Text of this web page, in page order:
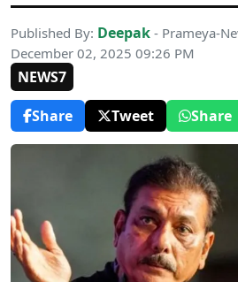
Published By: Deepak - Prameya-
December 02, 2025 09:26 PM
NEWS7
Share
Tweet Share